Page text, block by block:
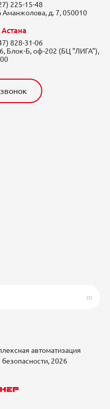
225-15-48
Аманжолова, д. 7, 050010
828-31-06
Блок-Б, оф-202 (БЦ "ЛИГА"),
автоматизация
2026